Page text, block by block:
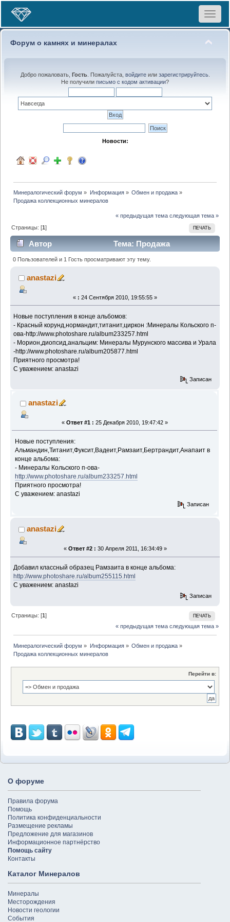
Toggle
Форум о камнях и минералах
Добро пожаловать, Гость. Пожалуйста, войдитеили зарегистрируйтесь.
Не получили письмо с кодом активации?
Новости:
Минералогический форум » Информация» Обмен и продажа»
Продажа коллекционных минералов
« предыдущая тема следующая тема »
ПЕЧАТЬ
Страницы: [1]
Автор
Тема: Продажа
коллекционных минералов (Прочитано 1702 раз)
0 Пользователей и 1 Гость просматривают эту тему.
anastazi
« : 24 Сентября 2010, 19:55:55 »
Новые поступления в конце альбомов:
- Красный корунд,нормандит,титанит,циркон :Минералы Кольского п-
ова-http://www.photoshare.ru/album233257.html
- Морион,диопсид,анальцим: Минералы Мурунского массива и Урала
-http://www.photoshare.ru/album205877.html
Приятного просмотра!
С уважением: anastazi
Записан
anastazi
« Ответ #1 : 25 Декабря 2010, 19:47:42 »
Новые поступления:
Альмандин,Титанит,Фуксит,Вадеит,Рамзаит,Бертрандит,Анапаит в
конце альбома:
- Минералы Кольского п-ова-
http://www.photoshare.ru/album233257.html
Приятного просмотра!
С уважением: anastazi
Записан
anastazi
« Ответ #2 : 30 Апреля 2011, 16:34:49 »
Добавил классный образец Рамзаита в конце альбома:
http://www.photoshare.ru/album255115.html
С уважением: anastazi
Записан
ПЕЧАТЬ
Страницы: [1]
« предыдущая тема следующая тема »
Минералогический форум » Информация» Обмен и продажа»
Продажа коллекционных минералов
Перейти в:
О форуме
Правила форума
Помощь
Политика конфиденциальности
Размещение рекламы
Предложение для магазинов
Информационное партнёрство
Помощь сайту
Контакты
Каталог Минералов
Минералы
Месторождения
Новости геологии
События